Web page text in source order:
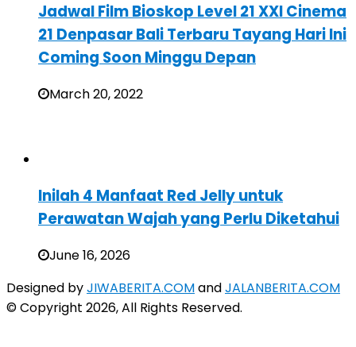
Jadwal Film Bioskop Level 21 XXI Cinema
21 Denpasar Bali Terbaru Tayang Hari Ini
Coming Soon Minggu Depan
March 20, 2022
Inilah 4 Manfaat Red Jelly untuk
Perawatan Wajah yang Perlu Diketahui
June 16, 2026
Designed byJIWABERITA.COMandJALANBERITA.COM
© Copyright 2026, All Rights Reserved.